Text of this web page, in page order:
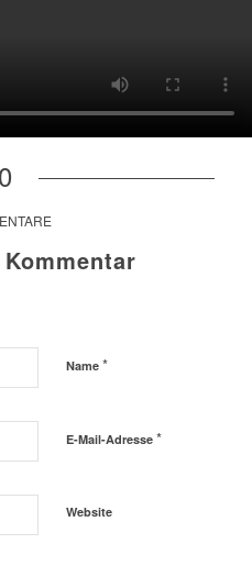
0
Name *
E-Mail-Adresse *
Website